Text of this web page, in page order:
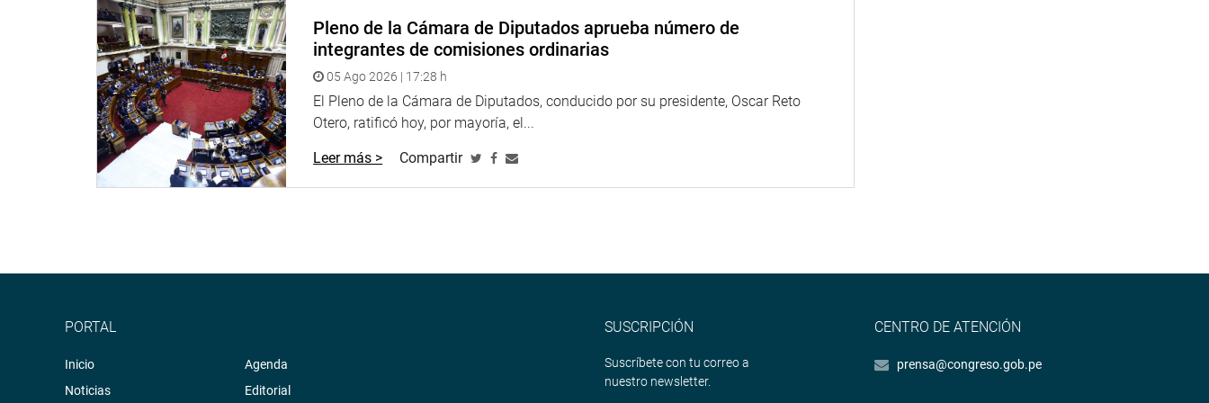
PRENSA CONGRESO
Pleno de la Cámara de Diputados aprueba número de
integrantes de comisiones ordinarias
05 Ago 2026 | 17:28 h
El Pleno de la Cámara de Diputados, conducido por su presidente, Oscar Reto
Otero, ratificó hoy, por mayoría, el...
Leer más > Compartir
PORTAL
Inicio
Noticias
Agenda
Editorial
SUSCRIPCIÓN
Suscríbete con tu correo a
nuestro newsletter.
CENTRO DE ATENCIÓN
prensa@congreso.gob.pe